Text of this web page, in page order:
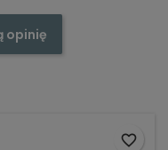
opinię
favorite_border